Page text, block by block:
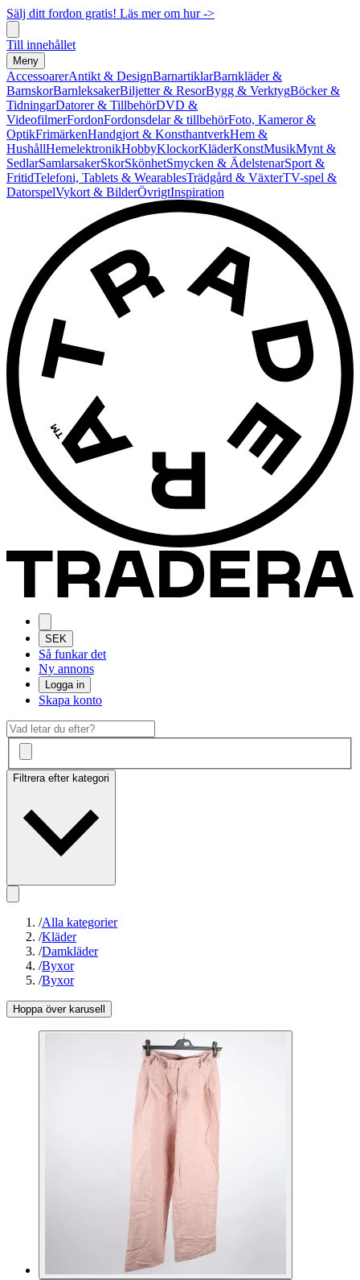
Sälj ditt fordon gratis! Läs mer om hur ->
Till innehållet
Meny
AccessoarerAntikt & DesignBarnartiklarBarnkläder &
BarnskorBarnleksakerBiljetter & ResorBygg & VerktygBöcker &
TidningarDatorer & TillbehörDVD &
VideofilmerFordonFordonsdelar & tillbehörFoto, Kameror &
OptikFrimärkenHandgjort & KonsthantverkHem &
HushållHemelektronikHobbyKlockorKläderKonstMusikMynt &
SedlarSamlarsakerSkorSkönhetSmycken & ÄdelstenarSport &
FritidTelefoni, Tablets & WearablesTrädgård & VäxterTV-spel &
DatorspelVykort & BilderÖvrigtInspiration
SEK
Så funkar det
Ny annons
Logga in
Skapa konto
Filtrera efter kategori
/Alla kategorier
/Kläder
/Damkläder
/Byxor
/Byxor
Hoppa över karusell